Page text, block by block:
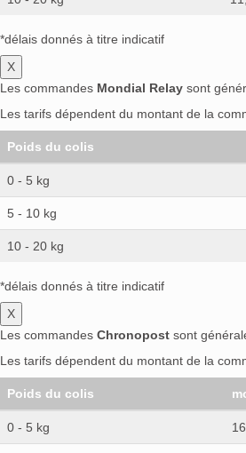
*délais donnés à titre indicatif
X
Les commandes Mondial Relay sont
Les tarifs dépendent du montant de la
Poids du colis
0 - 5 kg
5 - 10 kg
10 - 20 kg
*délais donnés à titre indicatif
X
Les commandes Chronopost sont
Les tarifs dépendent du montant de la
Poids du colis
0 - 5 kg